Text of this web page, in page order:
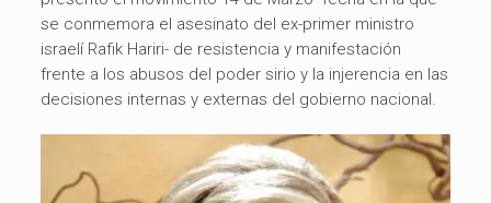
se conmemora el asesinato del ex-primer ministro
israelí Rafik Hariri- de resistencia y manifestación
frente a los abusos del poder sirio y la injerencia en las
decisiones internas y externas del gobierno nacional.